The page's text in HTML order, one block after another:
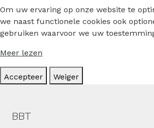
Om uw ervaring op onze website te
we naast functionele cookies ook
gebruiken waarvoor we uw
Meer lezen
Accepteer Weiger
Hoofdmenu
BBT